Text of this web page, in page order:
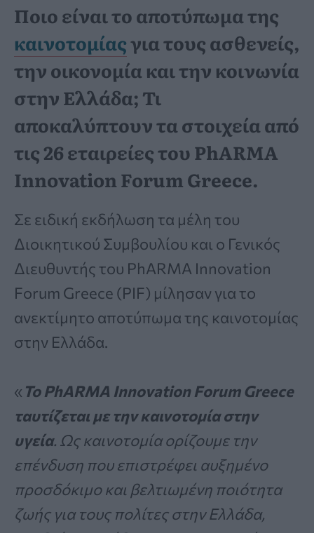
Ποιο είναι το αποτύπωμα της
καινοτομίαςγια τους ασθενείς,
την οικονομία και την κοινωνία
στην Ελλάδα; Τι
αποκαλύπτουν τα στοιχεία από
τις 26 εταιρείες του PhARMA
Innovation Forum Greece.
Σε ειδική εκδήλωση τα μέλη του
Διοικητικού Συμβουλίου και ο Γενικός
Διευθυντής του PhARMA Innovation
Forum Greece (PIF) μίλησαν για το
ανεκτίμητο αποτύπωμα της καινοτομίας
στην Ελλάδα.
« Το PhARMA Innovation Forum Greece
ταυτίζεται με την καινοτομία στην
υγεία. Ως καινοτομία ορίζουμε την
επένδυση που επιστρέφει αυξημένο
προσδόκιμο και βελτιωμένη ποιότητα
ζωής για τους πολίτες στην Ελλάδα,